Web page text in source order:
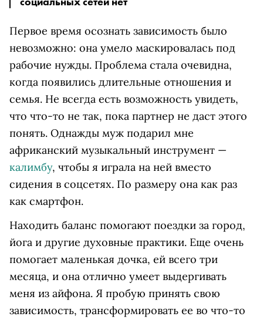
Первое время осознать зависимость было
невозможно: она умело маскировалась под
рабочие нужды. Проблема стала очевидна,
когда появились длительные отношения и
семья. Не всегда есть возможность увидеть,
что что-то не так, пока партнер не даст этого
понять. Однажды муж подарил мне
африканский музыкальный инструмент —
калимбу, чтобы я играла на ней вместо
сидения в соцсетях. По размеру она как раз
как смартфон.
Находить баланс помогают поездки за город,
йога и другие духовные практики. Еще очень
помогает маленькая дочка, ей всего три
месяца, и она отлично умеет выдергивать
меня из айфона. Я пробую принять свою
зависимость, трансформировать ее во что-то